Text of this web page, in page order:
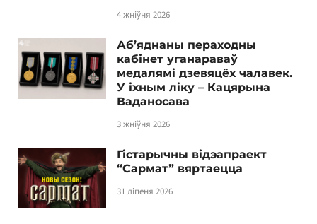
4 жніўня 2026
Аб’яднаны пераходны
кабінет уганараваў
медалямі дзевяцёх чалавек.
У іхным ліку – Кацярына
Ваданосава
3 жніўня 2026
Гістарычны відэапраект
“Сармат” вяртаецца
31 ліпеня 2026